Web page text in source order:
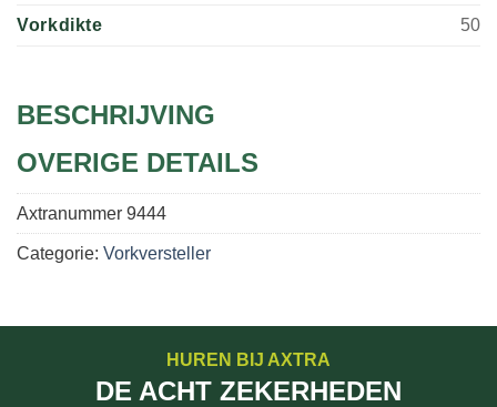
Vorkdikte 50
BESCHRIJVING
OVERIGE DETAILS
Axtranummer 9444
Categorie: Vorkversteller
HUREN BIJ AXTRA
DE ACHT ZEKERHEDEN